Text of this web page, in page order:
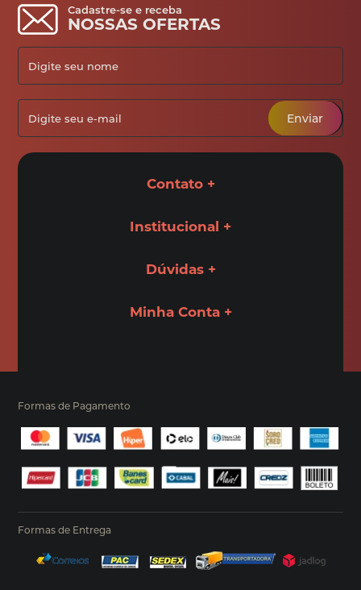
Cadastre-se e receba
NOSSAS OFERTAS
Enviar
Contato
Institucional
Dúvidas
Minha Conta
Formas de Pagamento
Formas de Entrega